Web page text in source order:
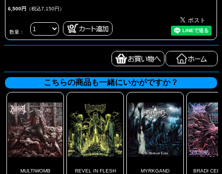
6,500円 （税込7,150円）
数量：
こちらの商品も一緒にいかがですか？
MULTIWOMB REVEL IN FLESH MYRKGAND BRADI